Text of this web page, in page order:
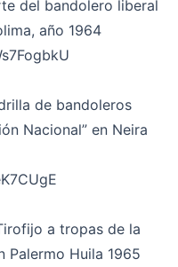
del bandolero liberal
año 1964
de bandoleros
Nacional” en Neira
a tropas de la
Palermo Huila 1965